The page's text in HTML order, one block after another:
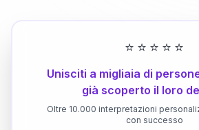
⭐ ⭐ ⭐ ⭐ ⭐
Unisciti a migliaia di
già scoperto il loro
Oltre 10.000 interpretazioni
con successo